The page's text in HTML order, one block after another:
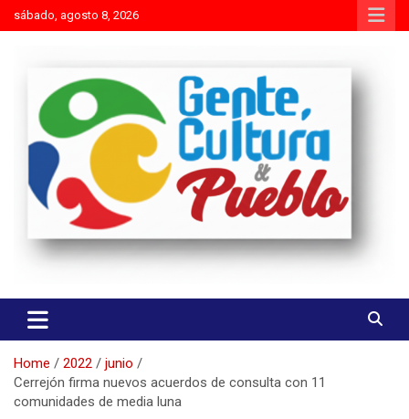
Skip
to
sábado, agosto 8, 2026
Gente Cultura y Pueblo
Home 2022
junio
Cerrejón firma nuevos acuerdos de consulta con 11
comunidades de media luna